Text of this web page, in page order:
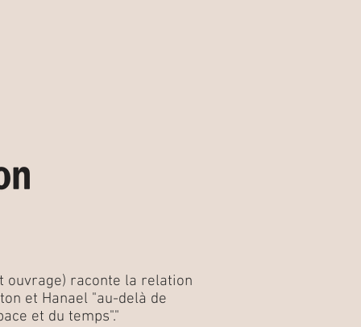
ouvrage) raconte la relation
et Hanael "au-delà de
et du temps"."